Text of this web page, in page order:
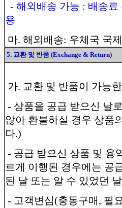
- 해외배송 가능 : 배송
용
마. 해외배송: 우체국 국
5. 교환 및 반품 (Exchange & Return)
가. 교환 및 반품이 가능
- 상품을 공급 받으신 날
않아 환불하실 경우 상품
다.)
- 공급 받으신 상품 및 용
르게 이행된 경우에는 공
된 날 또는 알 수 있었던
- 고객변심(충동구매, 필